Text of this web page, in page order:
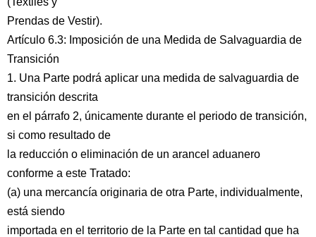
Prendas de Vestir).
Artículo 6.3: Imposición de una Medida de Salvaguardia de
Transición
1. Una Parte podrá aplicar una medida de salvaguardia de
transición descrita
en el párrafo 2, únicamente durante el periodo de transición,
si como resultado de
la reducción o eliminación de un arancel aduanero
conforme a este Tratado:
(a) una mercancía originaria de otra Parte, individualmente,
está siendo
importada en el territorio de la Parte en tal cantidad que ha